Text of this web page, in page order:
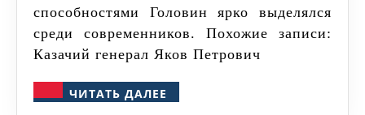
способностями Головин ярко выделялся
среди современников. Похожие записи:
Казачий генерал Яков Петрович
ЧИТАТЬ ДАЛЕЕ
ДАЛЕЕ